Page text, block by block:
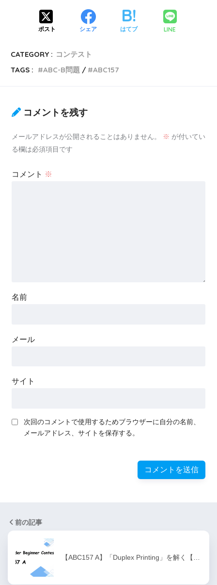
ポスト シェア はてブ LINE
CATEGORY : コンテスト
TAGS :
ABC-B問題 ABC157
コメントを残す
メールアドレスが公開されることはありません。 ※ が付いてい
る欄は必須項目です
コメント ※
名前
メール
サイト
次回のコメントで使用するためブラウザーに自分の名前、
メールアドレス、サイトを保存する。
前の記事
【ABC157 A】「Duplex Printing」を解く【…